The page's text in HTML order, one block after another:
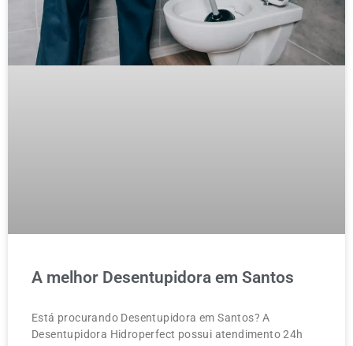
A melhor Desentupidora em Santos
Está procurando Desentupidora em Santos? A
Desentupidora Hidroperfect possui atendimento 24h